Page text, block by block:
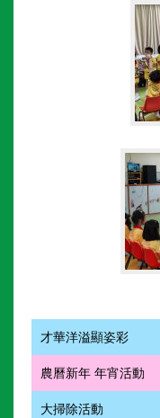
才華洋溢顯姿彩
農曆新年 年宵活動
大掃除活動